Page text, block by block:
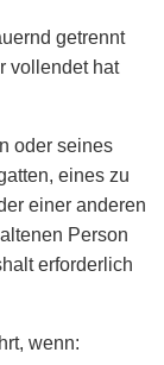
getrennt
vollendet hat
oder seines
eines zu
einer anderen
Person
erforderlich
wenn: